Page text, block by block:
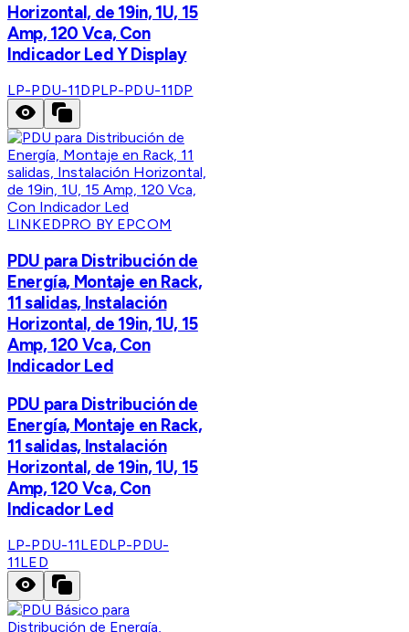
Horizontal, de 19in, 1U, 15
Amp, 120 Vca, Con
Indicador Led Y Display
LP-PDU-11DPLP-PDU-11DP
LINKEDPRO BY EPCOM
PDU para Distribución de
Energía, Montaje en Rack,
11 salidas, Instalación
Horizontal, de 19in, 1U, 15
Amp, 120 Vca, Con
Indicador Led
PDU para Distribución de
Energía, Montaje en Rack,
11 salidas, Instalación
Horizontal, de 19in, 1U, 15
Amp, 120 Vca, Con
Indicador Led
LP-PDU-11LEDLP-PDU-
11LED